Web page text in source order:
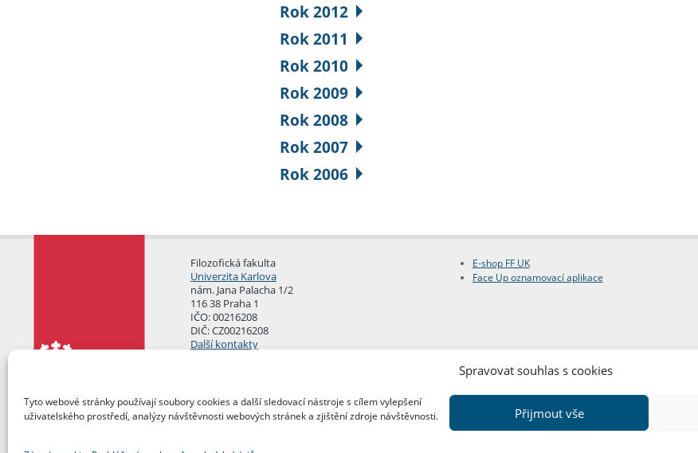
Spravovat souhlas s cookies
Tyto webové stránky používají soubory cookies a další sledovací nástroje s cílem vylepšení
uživatelského prostředí, analýzy návštěvnosti webových stránek a zjištění zdroje návštěvnosti.
Přijmout vše
Rok 2012
Rok 2011
Rok 2010
Rok 2009
Rok 2008
Rok 2007
Rok 2006
Filozofická fakulta
Univerzita Karlova
nám. Jana Palacha 1/2
116 38 Praha 1
IČO: 00216208
DIČ: CZ00216208
Další kontakty
E-shop FF UK
Face Up oznamovací aplikace